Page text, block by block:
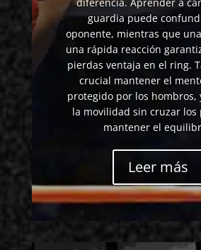
diferencia. Aprender a
guardia puede
oponente, mientras que
una rápida reacción
pierdas ventaja en el ring.
crucial mantener el
protegido por los hombros,
la movilidad sin cruzar los
mantener el
Leer más